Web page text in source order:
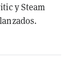
y Steam